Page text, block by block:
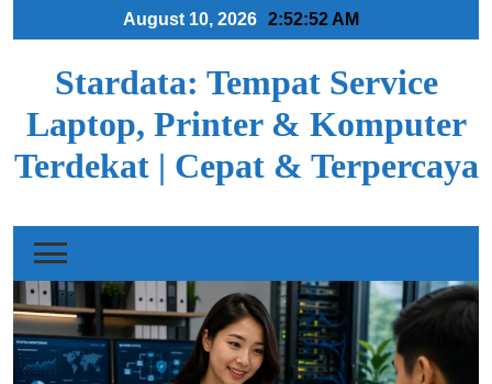
August 10, 2026 2:52:53 AM
Stardata: Tempat Service
Laptop, Printer & Komputer
Terdekat | Cepat & Terpercaya